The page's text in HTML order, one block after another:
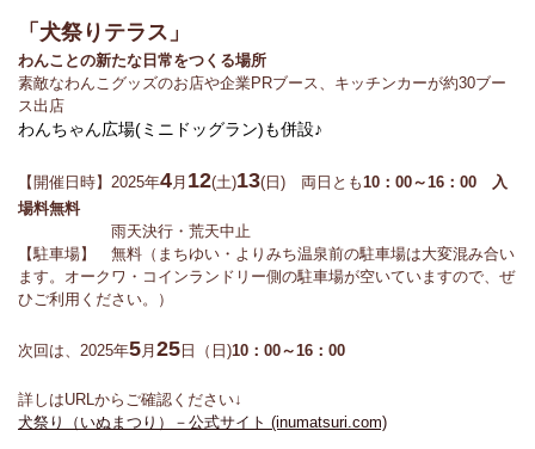
「犬祭りテラス」
わんことの新たな日常をつくる場所
素敵なわんこグッズのお店や企業PRブース、キッチンカーが約30ブー
ス出店
わんちゃん広場(ミニドッグラン)も併設♪
【開催日時】2025年4 月 12(土)13(日) 両日とも 10：00～16：00 入
場料無料
雨天決行・荒天中止
【駐車場】 無料（まちゆい・よりみち温泉前の駐車場は大変混み合い
ます。オークワ・コインランドリー側の駐車場が空いていますので、ぜ
ひご利用ください。）
次回は、2025年5 月 25 日（日)10：00～16：00
詳しはURLからご確認ください↓
犬祭り（いぬまつり）－公式サイト (inumatsuri.com)